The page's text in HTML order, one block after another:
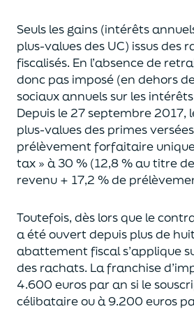
Seuls les gains (intérêts
plus-values des UC) issus des
fiscalisés. En l’absence de
donc pas imposé (en dehors
sociaux annuels sur les
Depuis le 27 septembre 2017,
plus-values des primes versées
prélèvement forfaitaire
tax » à 30 % (12,8 % au titre
revenu + 17,2 % de
Toutefois, dès lors que le
a été ouvert depuis plus de
abattement fiscal s’applique
des rachats. La franchise
4.600 euros par an si le
célibataire ou à 9.200 euros